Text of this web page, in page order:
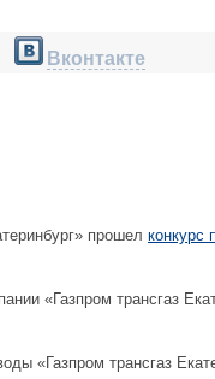
Вконтакте
прошел конкурс
«Газпром трансгаз
«Газпром трансгаз